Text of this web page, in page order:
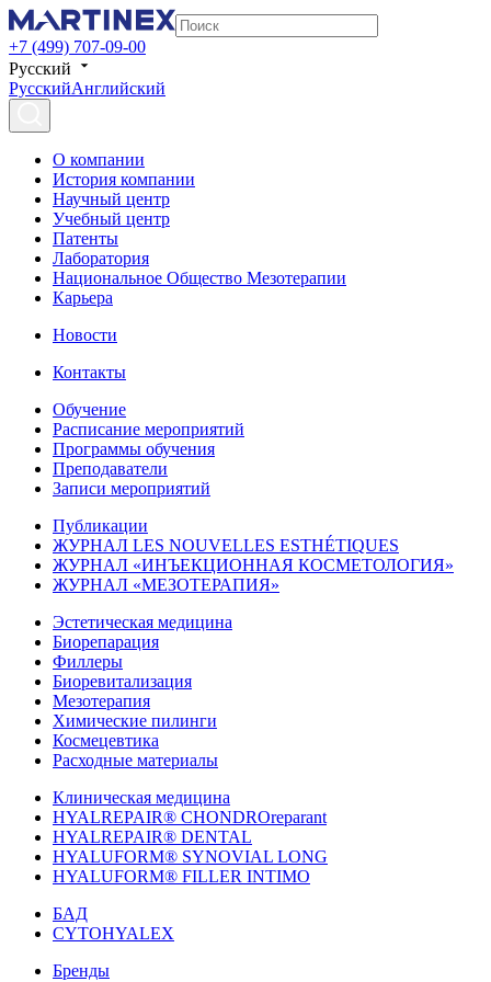
+7 (499) 707-09-00
Русский
РусскийАнглийский
О компании
История компании
Научный центр
Учебный центр
Патенты
Лаборатория
Национальное Общество Мезотерапии
Карьера
Новости
Контакты
Обучение
Расписание мероприятий
Программы обучения
Преподаватели
Записи мероприятий
Публикации
ЖУРНАЛ LES NOUVELLES ESTHÉTIQUES
ЖУРНАЛ «ИНЪЕКЦИОННАЯ КОСМЕТОЛОГИЯ»
ЖУРНАЛ «МЕЗОТЕРАПИЯ»
Эстетическая медицина
Биорепарация
Филлеры
Биоревитализация
Мезотерапия
Химические пилинги
Космецевтика
Расходные материалы
Клиническая медицина
HYALREPAIR® CHONDROreparant
HYALREPAIR® DENTAL
HYALUFORM® SYNOVIAL LONG
HYALUFORM® FILLER INTIMO
БАД
CYTOHYALEX
Бренды